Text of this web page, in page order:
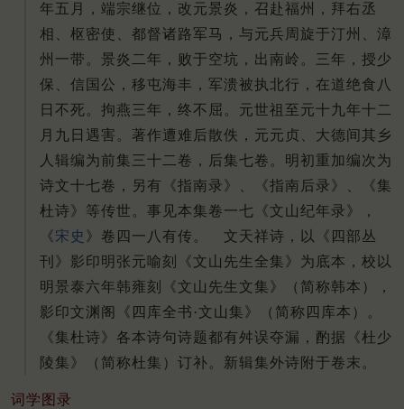
年五月，端宗继位，改元景炎，召赴福州，拜右丞
相、枢密使、都督诸路军马，与元兵周旋于汀州、漳
州一带。景炎二年，败于空坑，出南岭。三年，授少
保、信国公，移屯海丰，军溃被执北行，在道绝食八
日不死。拘燕三年，终不屈。元世祖至元十九年十二
月九日遇害。著作遭难后散佚，元元贞、大德间其乡
人辑编为前集三十二卷，后集七卷。明初重加编次为
诗文十七卷，另有《指南录》、《指南后录》、《集
杜诗》等传世。事见本集卷一七《文山纪年录》，
《宋史 》卷四一八有传。 文天祥诗，以《四部丛
刊》影印明张元喻刻《文山先生全集》为底本，校以
明景泰六年韩雍刻《文山先生文集》（简称韩本），
影印文渊阁《四库全书·文山集》（简称四库本）。
《集杜诗》各本诗句诗题都有舛误夺漏，酌据《杜少
陵集》（简称杜集）订补。新辑集外诗附于卷末。
词学图录